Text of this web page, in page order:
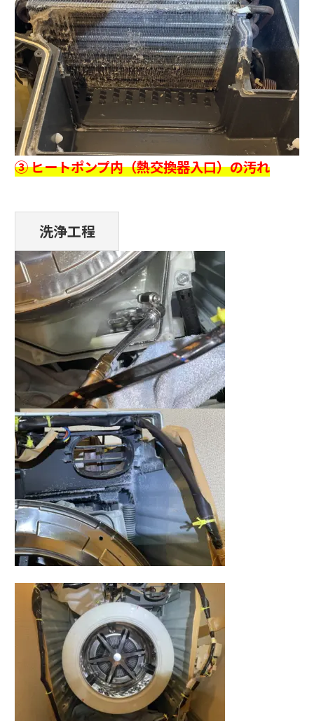
③ ヒートポンプ内（熱交換器入口）の汚れ
洗浄工程